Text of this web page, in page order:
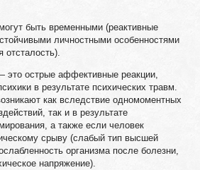
быть временными (реактивные
личностными особенностями
отсталость).
это острые аффективные реакции,
в результате психических травм.
как вследствие одномоментных
так и в результате
а также если человек
срыву (слабый тип высшей
организма после болезни,
напряжение).